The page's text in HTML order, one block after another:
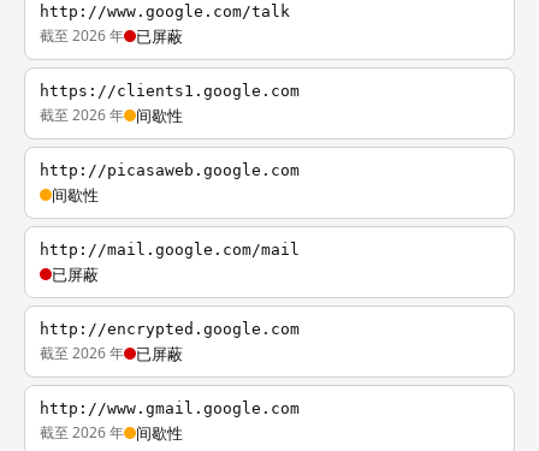
http://www.google.com/talk
截至 2026 年 已屏蔽
https://clients1.google.com
截至 2026 年 间歇性
http://picasaweb.google.com
间歇性
http://mail.google.com/mail
已屏蔽
http://encrypted.google.com
截至 2026 年 已屏蔽
http://www.gmail.google.com
截至 2026 年 间歇性